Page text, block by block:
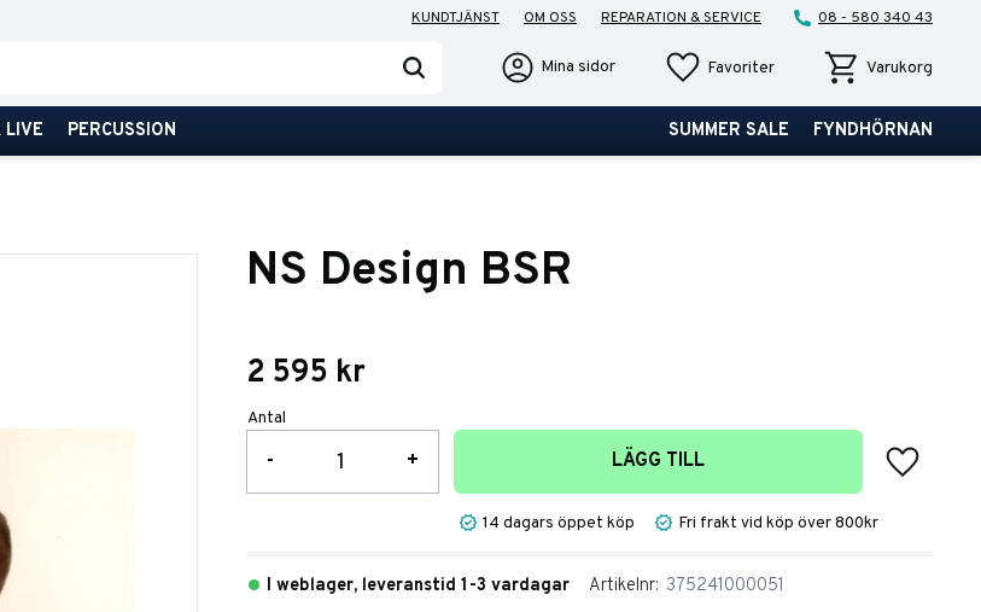
KUNDTJÄNST OM OSS REPARATION & SERVICE 08 - 580 340 43
Mina sidor FavoriterFavoriter KundvagnVarukorg
LIVE PERCUSSION SUMMER SALE FYNDHÖRNAN
NS Design BSR
2 595 kr
Antal
+
- LÄGG TILL
Lägg till
14 dagars öppet köp Fri frakt vid köp över 800kr
I weblager, leveranstid 1-3 vardagar Artikelnr 375241000051